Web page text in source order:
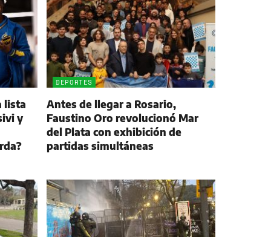
lista
y
DEPORTES
Antes de llegar a Rosario,
Faustino Oro revolucionó Mar
del Plata con exhibición de
partidas simultáneas